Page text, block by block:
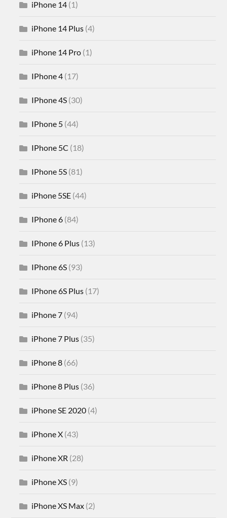
iPhone 14 (1)
iPhone 14 Plus (4)
iPhone 14 Pro (1)
IPhone 4 (17)
IPhone 4S (30)
IPhone 5 (44)
IPhone 5C (18)
IPhone 5S (81)
iPhone 5SE (44)
IPhone 6 (84)
IPhone 6 Plus (13)
IPhone 6S (93)
IPhone 6S Plus (17)
iPhone 7 (94)
iPhone 7 Plus (35)
iPhone 8 (66)
iPhone 8 Plus (36)
iPhone SE 2020 (4)
iPhone X (43)
iPhone XR (28)
iPhone XS (9)
iPhone XS Max (2)